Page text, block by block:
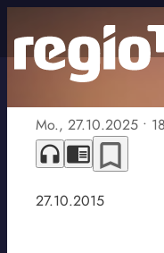
Mo., 27.10.2025 •
headphones chrome_reader_mode bookmark_border
27.10.2015